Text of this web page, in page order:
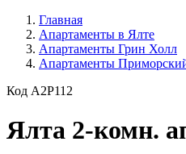
Главная
Апартаменты в Ялте
Апартаменты Грин Холл
Апартаменты
Код A2P112
Ялта 2-комн.